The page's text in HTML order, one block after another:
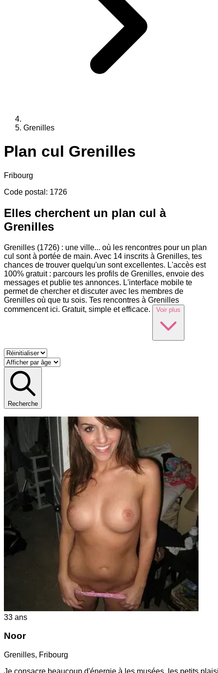
Grenilles
Plan cul Grenilles
Fribourg
Code postal : 1726
Elles cherchent un plan cul à
Grenilles
Grenilles (1726) : une ville... où les rencontres pour un plan
cul sont à portée de main. Avec 14 inscrits à Grenilles, tes
chances de trouver quelqu'un sont excellentes. L'accès est
100% gratuit : parcours les profils de Grenilles, envoie des
messages et publie tes annonces. L'interface mobile te
permet de chercher et discuter avec les membres de
Grenilles où que tu sois. Tes rencontres à Grenilles
commencent ici. Gratuit, simple et efficace.
Voir plus
Recherche
33 ans
Noor
Grenilles, Fribourg